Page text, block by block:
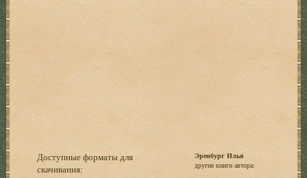
Доступные форматы для
скачивания:
Эренбург Илья
другие книги автора: